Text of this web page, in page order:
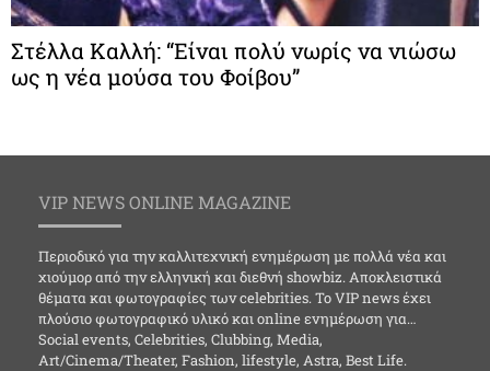
Στέλλα Καλλή: “Είναι πολύ νωρίς να νιώσω
ως η νέα μούσα του Φοίβου”
VIP NEWS ONLINE MAGAZINE
Περιοδικό για την καλλιτεχνική ενημέρωση με πολλά νέα και
χιούμορ από την ελληνική και διεθνή showbiz. Αποκλειστικά
θέματα και φωτογραφίες των celebrities. Το VIP news έχει
πλούσιο φωτογραφικό υλικό και online ενημέρωση για…
Social events, Celebrities, Clubbing, Media,
Art/Cinema/Theater, Fashion, lifestyle, Astra, Best Life.